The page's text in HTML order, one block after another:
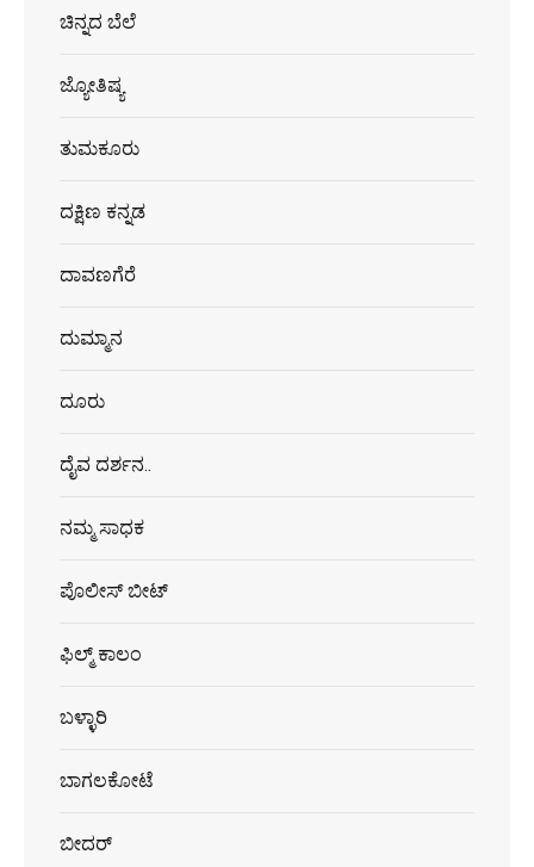
ಚಿನ್ನದ ಬೆಲೆ
ಜ್ಯೋತಿಷ್ಯ
ತುಮಕೂರು
ದಕ್ಷಿಣ ಕನ್ನಡ
ದಾವಣಗೆರೆ
ದುಮ್ಮಾನ
ದೂರು
ದೈವ ದರ್ಶನ..
ನಮ್ಮ ಸಾಧಕ
ಪೊಲೀಸ್ ಬೀಟ್
ಫಿಲ್ಮ್ ಕಾಲಂ
ಬಳ್ಳಾರಿ
ಬಾಗಲಕೋಟೆ
ಬೀದರ್